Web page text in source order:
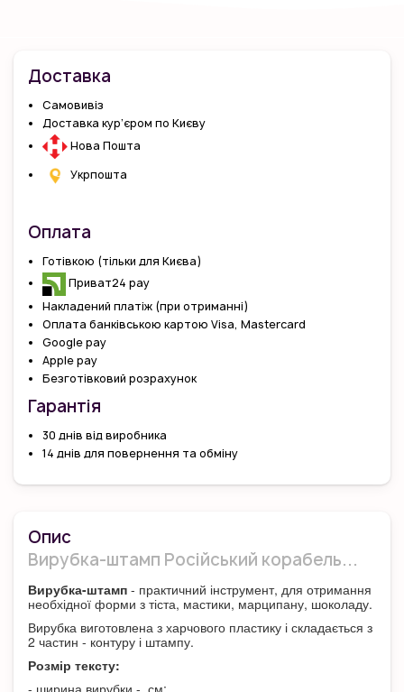
Доставка
Самовивіз
Доставка кур’єром по Києву
Нова Пошта
Укрпошта
Оплата
Готівкою (тільки для Києва)
Приват24 pay
Накладений платіж (при отриманні)
Оплата банківською картою Visa, Mastercard
Google pay
Apple pay
Безготівковий розрахунок
Гарантiя
30 днів від виробника
14 днів для повернення та обміну
Опис
Вирубка-штамп Російський корабель...
Вирубка-штамп - практичний інструмент, для отримання
необхідної форми з тіста, мастики, марципану, шоколаду.
Вирубка виготовлена з харчового пластику і складається з
2 частин - контуру і штампу.
Розмір тексту:
- ширина вирубки - см;